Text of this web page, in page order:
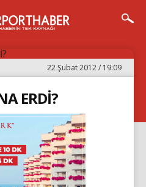
22 Şubat 2012 / 19:09
ERDİ?